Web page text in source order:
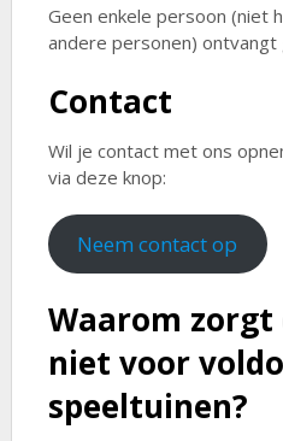
Geen enkele persoon (niet
andere personen) ontvangt
Contact
Wil je contact met ons
via deze knop:
Neem contact op
Waarom zorgt
niet voor
speeltuinen?